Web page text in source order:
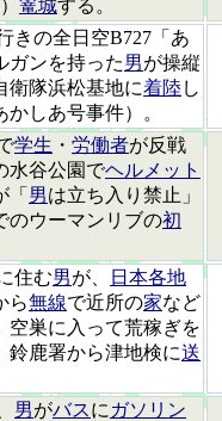
篭城する。
きの全日空B727「あ
ガンを持った男が操縦
衛隊浜松基地に着陸し
かしあ号事件）。
学生 ・ 労働者が反戦
水谷公園でヘルメット
「 男は立ち入り禁止」
のウーマンリブの初
住む男が、
日本各地
ら無線で近所の家など
空巣に入って荒稼ぎを
、鈴鹿署から津地検に送
男がバスに ガソリン